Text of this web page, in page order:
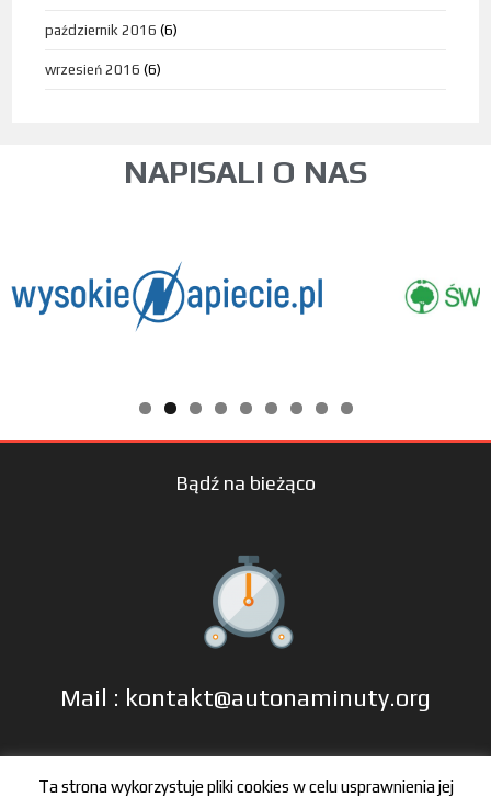
październik 2016 (6)
wrzesień 2016 (6)
NAPISALI O NAS
Bądź na bieżąco
Mail : kontakt@autonaminuty.org
tel: +48 606 666 993
Ta strona wykorzystuje pliki cookies w celu usprawnienia jej